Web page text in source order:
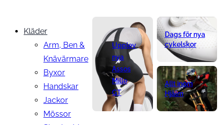
Kläder
Arm, Ben &
Knävärmare
Byxor
Handskar
Jackor
Mössor
Upplev
nya
Assos
Mille
GT
Dags för nya
cykelskor
Allt inom
Hjälm